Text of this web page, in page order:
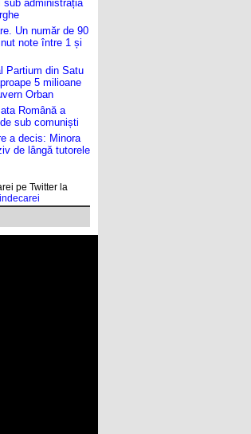
sub administrația
Un număr de 90
note între 1 și
Partium din Satu
5 milioane
Orban
Română a
sub comuniști
a decis: Minora
de lângă tutorele
pe Twitter la